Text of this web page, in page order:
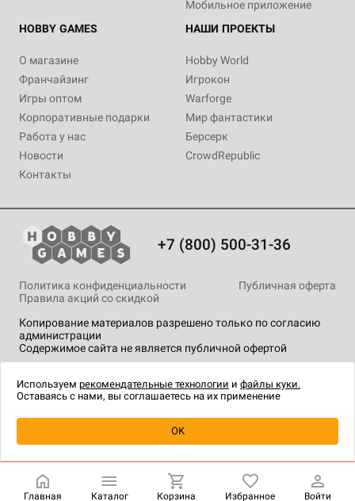
Уведомить о наличии
Мобильное приложение
HOBBY GAMES
О магазине
Франчайзинг
Игры оптом
Корпоративные подарки
Работа у нас
Новости
Контакты
НАШИ ПРОЕКТЫ
Hobby World
Игрокон
Warforge
Мир фантастики
Берсерк
CrowdRepublic
+7 (800) 500-31-36
Копирование материалов разрешено только по согласию
администрации
Содержимое сайта не является публичной офертой
Политика конфиденциальности
Публичная оферта
Правила акций со скидкой
технологии.
Главная Каталог Корзина Избранное Войти
Используем рекомендательные технологии и файлы куки.
Оставаясь с нами, вы соглашаетесь на их применение
OK